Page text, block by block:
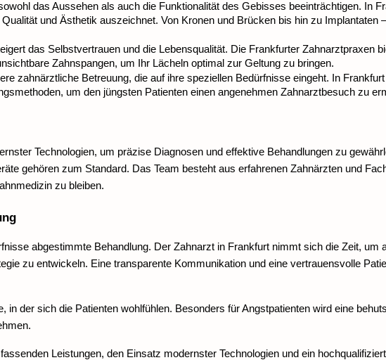
das Aussehen als auch die Funktionalität des Gebisses beeinträchtigen. In
und Ästhetik auszeichnet. Von Kronen und Brücken bis hin zu Implantaten
das Selbstvertrauen und die Lebensqualität. Die Frankfurter Zahnarztpraxen
Zahnspangen, um Ihr Lächeln optimal zur Geltung zu bringen.
zahnärztliche Betreuung, die auf ihre speziellen Bedürfnisse eingeht. In
um den jüngsten Patienten einen angenehmen Zahnarztbesuch zu
Technologien, um präzise Diagnosen und effektive Behandlungen zu
gehören zum Standard. Das Team besteht aus erfahrenen Zahnärzten und
zu bleiben.
abgestimmte Behandlung. Der Zahnarzt in Frankfurt nimmt sich die Zeit, um
zu entwickeln. Eine transparente Kommunikation und eine vertrauensvolle
in der sich die Patienten wohlfühlen. Besonders für Angstpatienten wird eine
Leistungen, den Einsatz modernster Technologien und ein